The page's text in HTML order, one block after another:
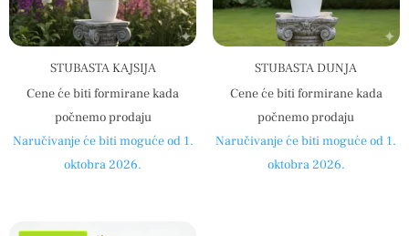
STUBASTA KAJSIJA
Cene će biti formirane kada
počnemo prodaju
Naručivanje će biti moguće od 1.
oktobra 2026.
STUBASTA DUNJA
Cene će biti formirane kada
počnemo prodaju
Naručivanje će biti moguće od 1.
oktobra 2026.